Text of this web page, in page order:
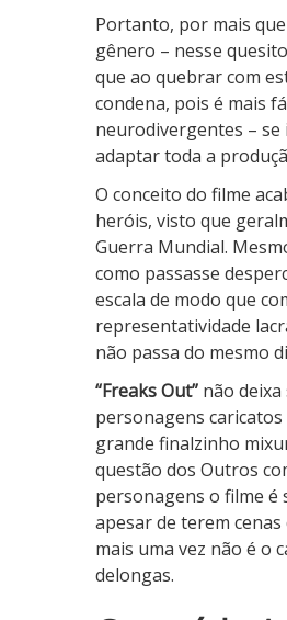
Portanto, por mais
gênero – nesse quesito
que ao quebrar com
condena, pois é mais
neurodivergentes – se
adaptar toda a
O conceito do filme
heróis, visto que
Guerra Mundial.
como passasse
escala de modo que
representatividade
não passa do mesmo
“Freaks Out” não
personagens
grande finalzinho
questão dos Outros
personagens o filme é
apesar de terem
mais uma vez não é o
delongas.